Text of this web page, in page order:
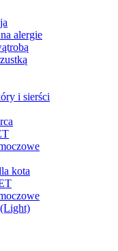
alergie
i sierści
kota